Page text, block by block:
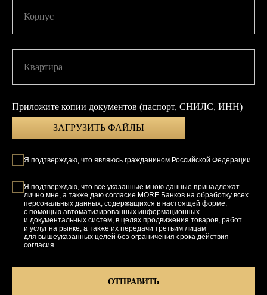
Корпус
Квартира
Приложите копии документов (паспорт, СНИЛС, ИНН)
ЗАГРУЗИТЬ ФАЙЛЫ
Я подтверждаю, что являюсь гражданином Российской Федерации
Я подтверждаю, что все указанные мною данные принадлежат
лично мне, а также даю согласие MORE Банков на обработку всех
персональных данных, содержащихся в настоящей форме,
с помощью автоматизированных информационных
и документальных систем, в целях продвижения товаров, работ
и услуг на рынке, а также их передачи третьим лицам
для вышеуказанных целей без ограничения срока действия
согласия.
ОТПРАВИТЬ